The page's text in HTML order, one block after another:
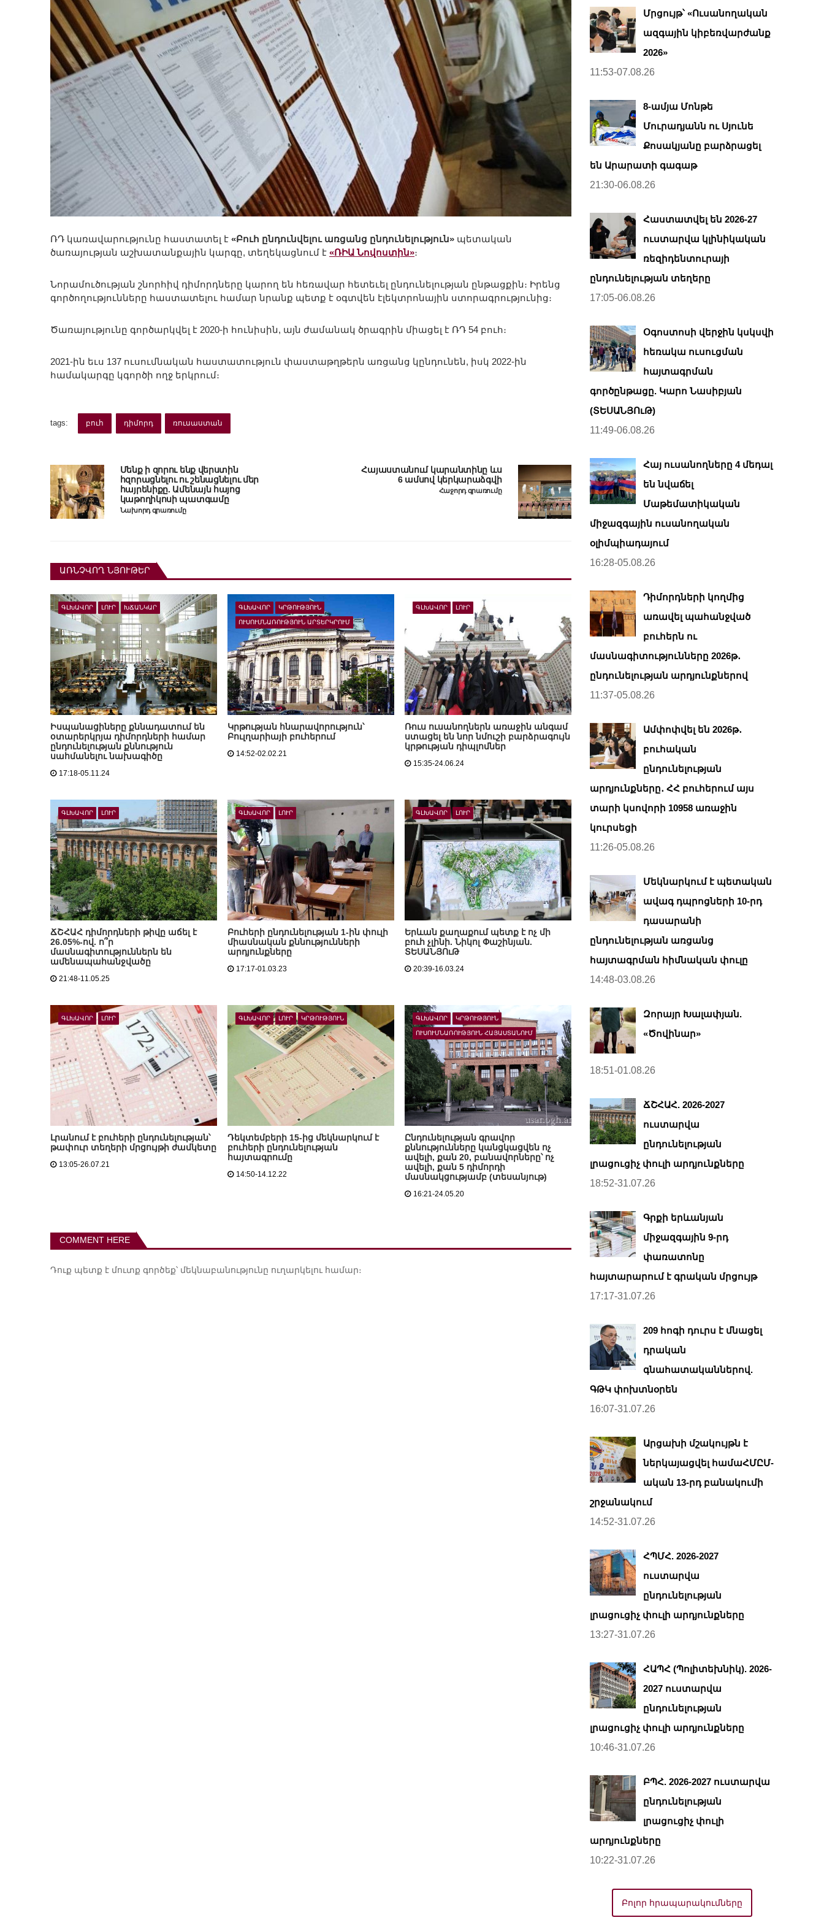
ՌԴ կառավարությունը հաստատել է «Բուհ ընդունվելու առցանց ընդունելություն» պետական
ծառայության աշխատանքային կարգը, տեղեկացնում է «ՌԻԱ Նովոստին»։
Նորամուծության շնորհիվ դիմորդները կարող են հեռավար հետեւել ընդունելության ընթացքին։ Իրենց
գործողությունները հաստատելու համար նրանք պետք է օգտվեն էլեկտրոնային ստորագրությունից։
Ծառայությունը գործարկվել է 2020-ի հունիսին, այն ժամանակ ծրագրին միացել է ՌԴ 54 բուհ։
2021-ին եւս 137 ուսումնական հաստատություն փաստաթղթերն առցանց կընդունեն, իսկ 2022-ին
համակարգը կգործի ողջ երկրում։
tags: բուհ դիմորդ ռուսաստան
Մենք ի զորու ենք վերստին
հզորացնելու ու շենացնելու մեր
հայրենիքը. Ամենայն հայոց
կաթողիկոսի պատգամը
Նախորդ գրառումը
Հայաստանում կարանտինը ևս
6 ամսով կերկարաձգվի
Հաջորդ գրառումը
ԱՌՆՉՎՈՂ ՆՅՈՒԹԵՐ
ԳԼԽԱՎՈՐ ԼՈՒՐ ԽՃԱՆԿԱՐ
Իսպանացիները քննադատում են
օտարերկրյա դիմորդների համար
ընդունելության քննություն
սահմանելու նախագիծը
17:18-05.11.24
ԳԼԽԱՎՈՐ ԿՐԹՈՒԹՅՈՒՆ
ՈՒՍՈՒՄՆԱՌՈՒԹՅՈՒՆ ԱՐՏԵՐԿՐՈՒՄ
Կրթության հնարավորություն՝
Բուլղարիայի բուհերում
14:52-02.02.21
ԳԼԽԱՎՈՐ ԼՈՒՐ
Ռուս ուսանողներն առաջին անգամ
ստացել են նոր նմուշի բարձրագույն
կրթության դիպլոմներ
15:35-24.06.24
ԳԼԽԱՎՈՐ ԼՈՒՐ
ՃՇՀԱՀ դիմորդների թիվը աճել է
26.05%-ով. ո՞ր
մասնագիտություններն են
ամենապահանջվածը
21:48-11.05.25
ԳԼԽԱՎՈՐ ԼՈՒՐ
Բուհերի ընդունելության 1-ին փուլի
միասնական քննությունների
արդյունքները
17:17-01.03.23
ԳԼԽԱՎՈՐ ԼՈՒՐ
Երևան քաղաքում պետք է ոչ մի
բուհ չլինի. Նիկոլ Փաշինյան.
ՏԵՍԱՆՅՈւԹ
20:39-16.03.24
ԳԼԽԱՎՈՐ ԼՈՒՐ
Լրանում է բուհերի ընդունելության՝
թափուր տեղերի մրցույթի ժամկետը
13:05-26.07.21
ԳԼԽԱՎՈՐ ԼՈՒՐ ԿՐԹՈՒԹՅՈՒՆ
Դեկտեմբերի 15-ից մեկնարկում է
բուհերի ընդունելության
հայտագրումը
14:50-14.12.22
ԳԼԽԱՎՈՐ ԿՐԹՈՒԹՅՈՒՆ
ՈՒՍՈՒՄՆԱՌՈՒԹՅՈՒՆ ՀԱՅԱՍՏԱՆՈՒՄ
Ընդունելության գրավոր
քննությունները կանցկացվեն ոչ
ավելի, քան 20, բանավորները՝ ոչ
ավելի, քան 5 դիմորդի
մասնակցությամբ (տեսանյութ)
16:21-24.05.20
COMMENT HERE
Դուք պետք է մուտք գործեք՝ մեկնաբանությունը ուղարկելու համար։
Մրցույթ՝ «Ուսանողական
ազգային կիբեռվարժանք
2026»
11:53-07.08.26
8-ամյա Մոնթե
Մուրադյանն ու Սյունե
Քոսակյանը բարձրացել
են Արարատի գագաթ
21:30-06.08.26
Հաստատվել են 2026-27
ուստարվա կլինիկական
ռեզիդենտուրայի
ընդունելության տեղերը
17:05-06.08.26
Օգոստոսի վերջին կսկսվի
հեռակա ուսուցման
հայտագրման
գործընթացը. Կարո Նասիբյան
(ՏԵՍԱՆՅՈւԹ)
11:49-06.08.26
Հայ ուսանողները 4 մեդալ
են նվաճել
Մաթեմատիկական
միջազգային ուսանողական
օլիմպիադայում
16:28-05.08.26
Դիմորդների կողմից
առավել պահանջված
բուհերն ու
մասնագիտությունները 2026թ․
ընդունելության արդյունքներով
11:37-05.08.26
Ամփոփվել են 2026թ․
բուհական
ընդունելության
արդյունքները․ ՀՀ բուհերում այս
տարի կսովորի 10958 առաջին
կուրսեցի
11:26-05.08.26
Մեկնարկում է պետական
ավագ դպրոցների 10-րդ
դասարանի
ընդունելության առցանց
հայտագրման հիմնական փուլը
14:48-03.08.26
Զորայր Խալափյան.
«Ծովինար»
18:51-01.08.26
ՃՇՀԱՀ. 2026-2027
ուստարվա
ընդունելության
լրացուցիչ փուլի արդյունքները
18:52-31.07.26
Գրքի երևանյան
միջազգային 9-րդ
փառատոնը
հայտարարում է գրական մրցույթ
17:17-31.07.26
209 հոգի դուրս է մնացել
դրական
գնահատականներով.
ԳԹԿ փոխտնօրեն
16:07-31.07.26
Արցախի մշակույթն է
ներկայացվել համաՀՄԸՄ-
ական 13-րդ բանակումի
շրջանակում
14:52-31.07.26
ՀՊՄՀ. 2026-2027
ուստարվա
ընդունելության
լրացուցիչ փուլի արդյունքները
13:27-31.07.26
ՀԱՊՀ (Պոլիտեխնիկ). 2026-
2027 ուստարվա
ընդունելության
լրացուցիչ փուլի արդյունքները
10:46-31.07.26
ԲՊՀ. 2026-2027 ուստարվա
ընդունելության
լրացուցիչ փուլի
արդյունքները
10:22-31.07.26
Բոլոր հրապարակումները